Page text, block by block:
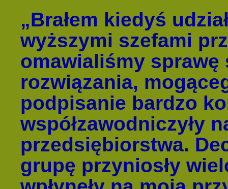
„Brałem kiedyś
wyższymi szefami
omawialiśmy sprawę
rozwiązania,
podpisanie bardzo
współzawodniczyły
przedsiębiorstwa.
grupę przyniosły